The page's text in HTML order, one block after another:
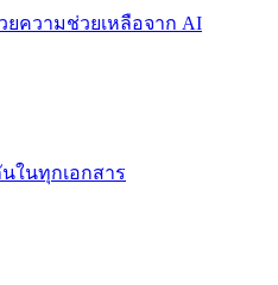
ยความช่วยเหลือจาก AI
ในทุกเอกสาร